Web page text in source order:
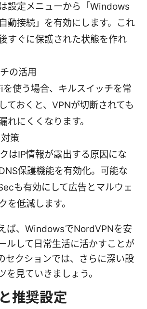
設定メニューから「Windows
動接続」を有効にします。これ
すぐに保護された状態を作れ
の活用
使う場合、キルスイッチを常
ておくと、VPNが切断されても
れにくくなります。
策
はIP情報が露出する原因にな
保護機能を有効化。可能な
も有効にして広告とマルウェ
を低減します。
ば、WindowsでNordVPNを安
ルして日常生活に活かすことが
セクションでは、さらに深い設
を見ていきましょう。
推奨設定